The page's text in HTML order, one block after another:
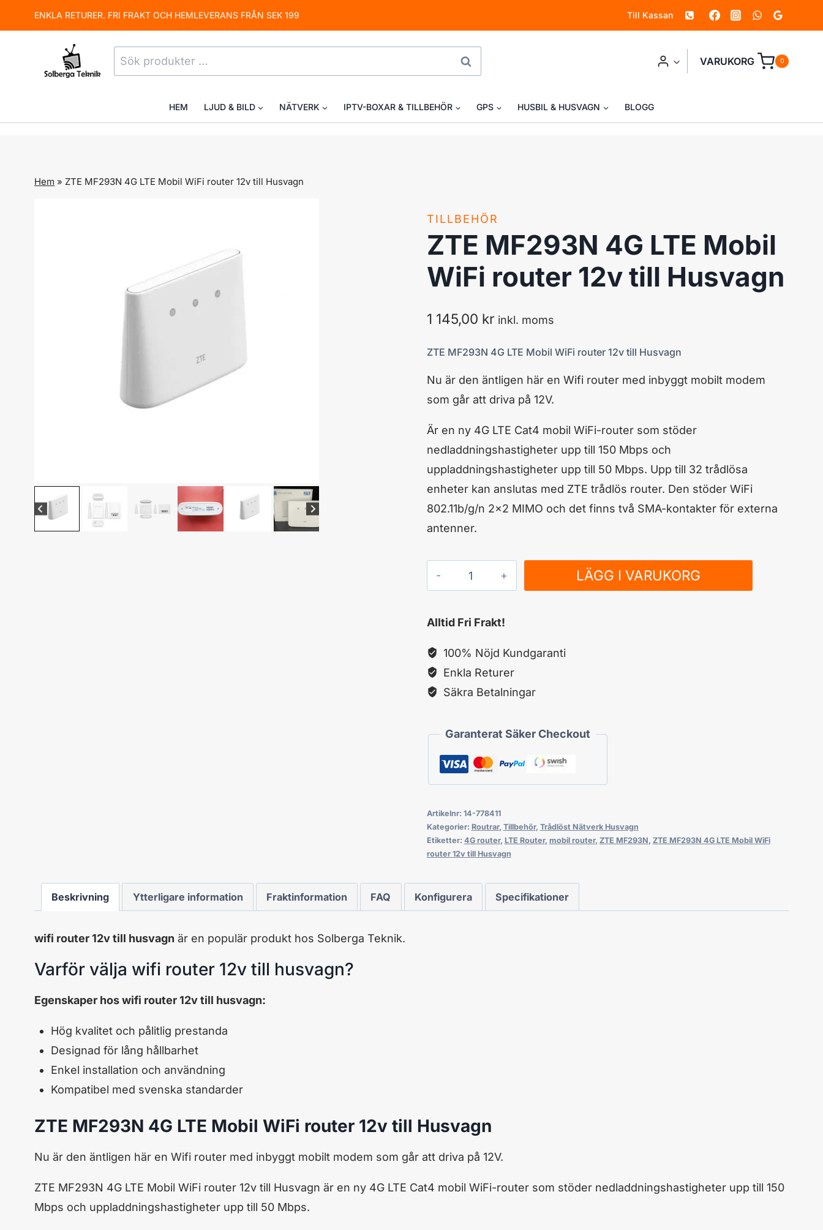
to
ENKLA RETURER. FRI FRAKT OCH HEMLEVERANS FRÅN SEK 199 Till Kassan
Sök
efter:
SÖK VARUKORG 0
HEM LJUD & BILD NÄTVERK IPTV-BOXAR & TILLBEHÖR GPS HUSBIL & HUSVAGN BLOGG
Hem » ZTE MF293N 4G LTE Mobil WiFi router 12v till Husvagn
TILLBEHÖR
ZTE MF293N 4G LTE Mobil
WiFi router 12v till Husvagn
1 145,00 kr inkl. moms
ZTE MF293N 4G LTE Mobil WiFi router 12v till Husvagn
Nu är den äntligen här en Wifi router med inbyggt mobilt modem
som går att driva på 12V.
Är en ny 4G LTE Cat4 mobil WiFi-router som stöder
nedladdningshastigheter upp till 150 Mbps och
uppladdningshastigheter upp till 50 Mbps. Upp till 32 trådlösa
enheter kan anslutas med ZTE trådlös router. Den stöder WiFi
802.11b/g/n 2×2 MIMO och det finns två SMA-kontakter för externa
antenner.
MF293N
LTE
Mobil
WiFi
router
mängd
LÄGG I VARUKORG
Alltid Fri Frakt!
100% Nöjd Kundgaranti
Enkla Returer
Säkra Betalningar
Garanterat Säker Checkout
Artikelnr: 14-778411
Kategorier: Routrar, Tillbehör, Trådlöst Nätverk Husvagn
Etiketter: 4G router, LTE Router, mobil router, ZTE MF293N, ZTE MF293N 4G LTE Mobil WiFi
router 12v till Husvagn
Beskrivning Ytterligare information Fraktinformation FAQ Konfigurera Specifikationer
wifi router 12v till husvagn är en populär produkt hos Solberga Teknik.
Varför välja wifi router 12v till husvagn?
Egenskaper hos wifi router 12v till husvagn:
Hög kvalitet och pålitlig prestanda
Designad för lång hållbarhet
Enkel installation och användning
Kompatibel med svenska standarder
ZTE MF293N 4G LTE Mobil WiFi router 12v till Husvagn
Nu är den äntligen här en Wifi router med inbyggt mobilt modem som går att driva på 12V.
ZTE MF293N 4G LTE Mobil WiFi router 12v till Husvagn är en ny 4G LTE Cat4 mobil WiFi-router som stöder nedladdningshastigheter upp till 150
Mbps och uppladdningshastigheter upp till 50 Mbps.